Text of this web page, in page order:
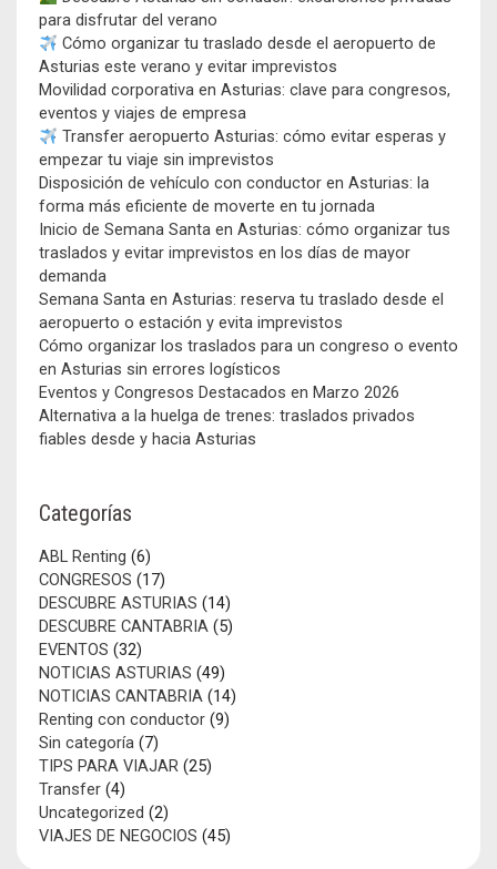
para disfrutar del verano
Cómo organizar tu traslado desde el aeropuerto de
Asturias este verano y evitar imprevistos
Movilidad corporativa en Asturias: clave para congresos,
eventos y viajes de empresa
Transfer aeropuerto Asturias: cómo evitar esperas y
empezar tu viaje sin imprevistos
Disposición de vehículo con conductor en Asturias: la
forma más eficiente de moverte en tu jornada
Inicio de Semana Santa en Asturias: cómo organizar tus
traslados y evitar imprevistos en los días de mayor
demanda
Semana Santa en Asturias: reserva tu traslado desde el
aeropuerto o estación y evita imprevistos
Cómo organizar los traslados para un congreso o evento
en Asturias sin errores logísticos
Eventos y Congresos Destacados en Marzo 2026
Alternativa a la huelga de trenes: traslados privados
fiables desde y hacia Asturias
Categorías
ABL Renting (6)
CONGRESOS (17)
DESCUBRE ASTURIAS (14)
DESCUBRE CANTABRIA (5)
EVENTOS (32)
NOTICIAS ASTURIAS (49)
NOTICIAS CANTABRIA (14)
Renting con conductor (9)
Sin categoría (7)
TIPS PARA VIAJAR (25)
Transfer (4)
Uncategorized (2)
VIAJES DE NEGOCIOS (45)